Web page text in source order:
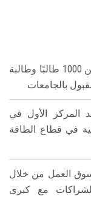
معامل التنسيق الإلكتروني تستقبل أكثر من 1000 طالبًا وطالبة
بالجامعات
المركز الأول في
في قطاع الطاقة
العمل من خلال
مع كبرى